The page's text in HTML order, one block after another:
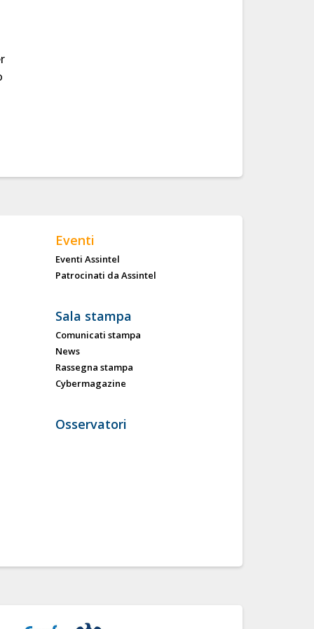
Eventi
Eventi Assintel
Patrocinati da Assintel
Sala stampa
Comunicati stampa
News
Rassegna stampa
Cybermagazine
Osservatori